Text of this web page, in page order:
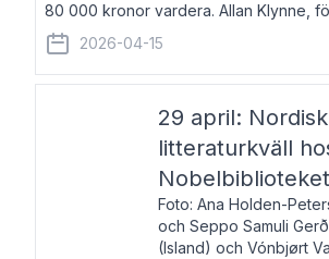
80 000 kronor vardera. Allan Klynne,
arkeolog, författare, översättare och
kultur och samhällsliv. Ut
2026-04-15
29 april: Nordisk
litteraturkväll
Nobelbiblioteket
Foto: Ana Holden-
och Seppo Samuli
(Island) och Vónbjørt